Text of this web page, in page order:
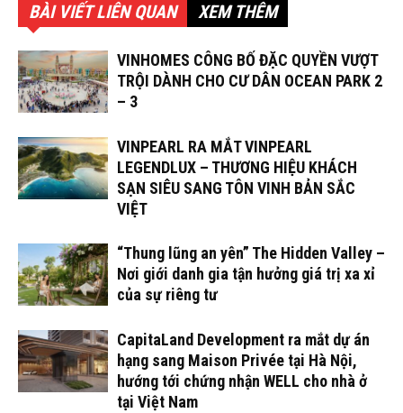
BÀI VIẾT LIÊN QUAN XEM THÊM
VINHOMES CÔNG BỐ ĐẶC QUYỀN VƯỢT
TRỘI DÀNH CHO CƯ DÂN OCEAN PARK 2
– 3
VINPEARL RA MẮT VINPEARL
LEGENDLUX – THƯƠNG HIỆU KHÁCH
SẠN SIÊU SANG TÔN VINH BẢN SẮC
VIỆT
“Thung lũng an yên” The Hidden Valley –
Nơi giới danh gia tận hưởng giá trị xa xỉ
của sự riêng tư
CapitaLand Development ra mắt dự án
hạng sang Maison Privée tại Hà Nội,
hướng tới chứng nhận WELL cho nhà ở
tại Việt Nam